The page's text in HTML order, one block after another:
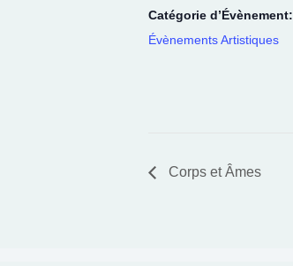
Catégorie d’Évènement:
Évènements Artistiques
Corps et Âmes